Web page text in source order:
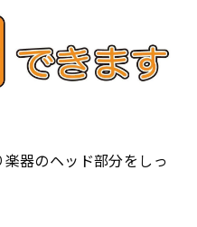
器のヘッド部分をしっ